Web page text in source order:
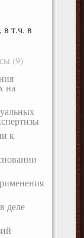
в т.ч. в
(9)
на
к
деле